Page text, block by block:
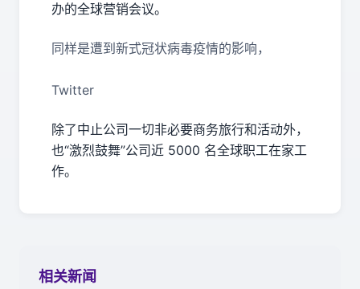
办的全球营销会议。
同样是遭到新式冠状病毒疫情的影响，
Twitter
除了中止公司一切非必要商务旅行和活动外，
也“激烈鼓舞”公司近 5000 名全球职工在家工
作。
相关新闻